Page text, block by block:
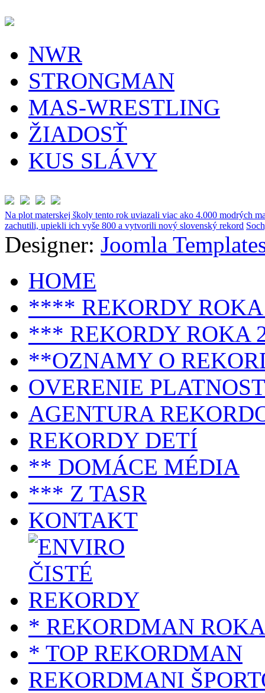
NWR
STRONGMAN
MAS-WRESTLING
ŽIADOSŤ
KUS SLÁVY
Na plot materskej školy tento rok uviazali viac ako 4.000 modrých
zachutili, upiekli ich vyše 800 a vytvorili nový slovenský rekord
Designer: Joomla
HOME
**** REKORDY ROKA
*** REKORDY ROKA
**OZNAMY O
OVERENIE
AGENTURA
REKORDY DETÍ
** DOMÁCE MÉDIA
*** Z TASR
KONTAKT
* REKORDMAN ROKA
* TOP REKORDMAN
REKORDMANI